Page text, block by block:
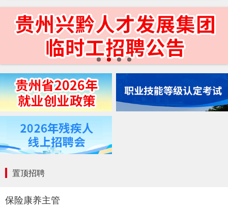
置顶招聘
保险康养主管